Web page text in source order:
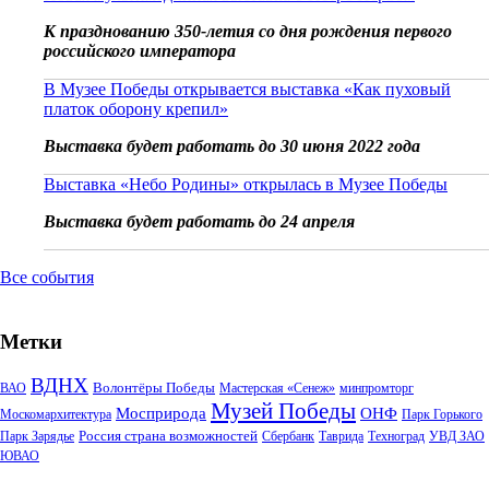
К празднованию 350-летия со дня рождения первого
российского императора
В Музее Победы открывается выставка «Как пуховый
платок оборону крепил»
Выставка будет работать до 30 июня 2022 года
Выставка «Небо Родины» открылась в Музее Победы
Выставка будет работать до 24 апреля
Все события
Метки
ВАО ВДНХ Волонтёры Победы Мастерская «Сенеж» минпромторг
Москомархитектура Мосприрода Музей Победы ОНФ Парк Горького
Парк Зарядье Россия страна возможностей Сбербанк Таврида Техноград УВД ЗАО
ЮВАО